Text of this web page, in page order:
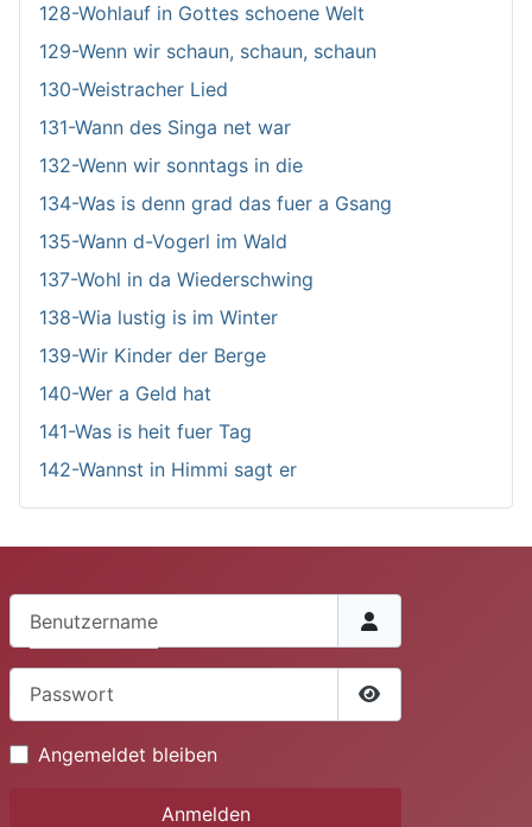
128-Wohlauf in Gottes schoene Welt
129-Wenn wir schaun, schaun, schaun
130-Weistracher Lied
131-Wann des Singa net war
132-Wenn wir sonntags in die
134-Was is denn grad das fuer a Gsang
135-Wann d-Vogerl im Wald
137-Wohl in da Wiederschwing
138-Wia lustig is im Winter
139-Wir Kinder der Berge
140-Wer a Geld hat
141-Was is heit fuer Tag
142-Wannst in Himmi sagt er
Passwort
Passwort
Angemeldet bleiben
Anmelden